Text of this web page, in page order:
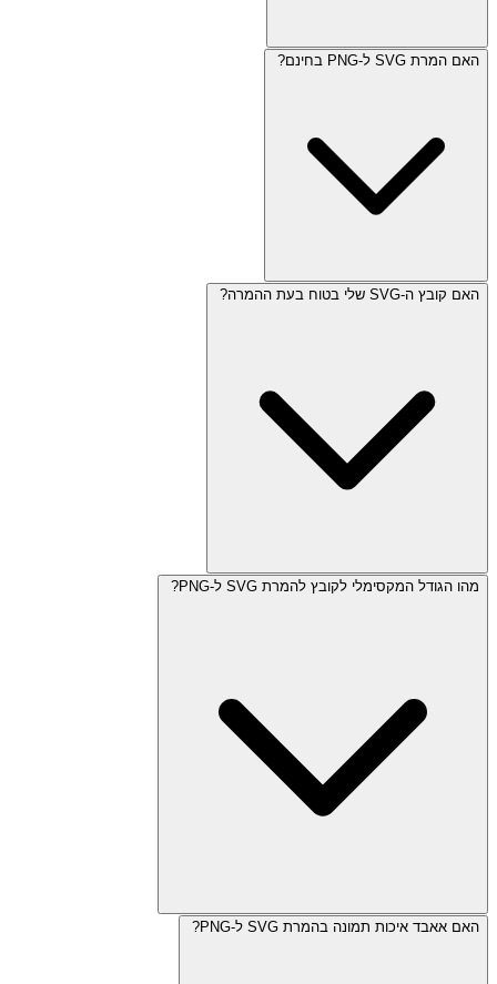
האם המרת SVG ל-PNG בחינם?
האם קובץ ה-SVG שלי בטוח בעת ההמרה?
מהו הגודל המקסימלי לקובץ להמרת SVG ל-PNG?
האם אאבד איכות תמונה בהמרת SVG ל-PNG?